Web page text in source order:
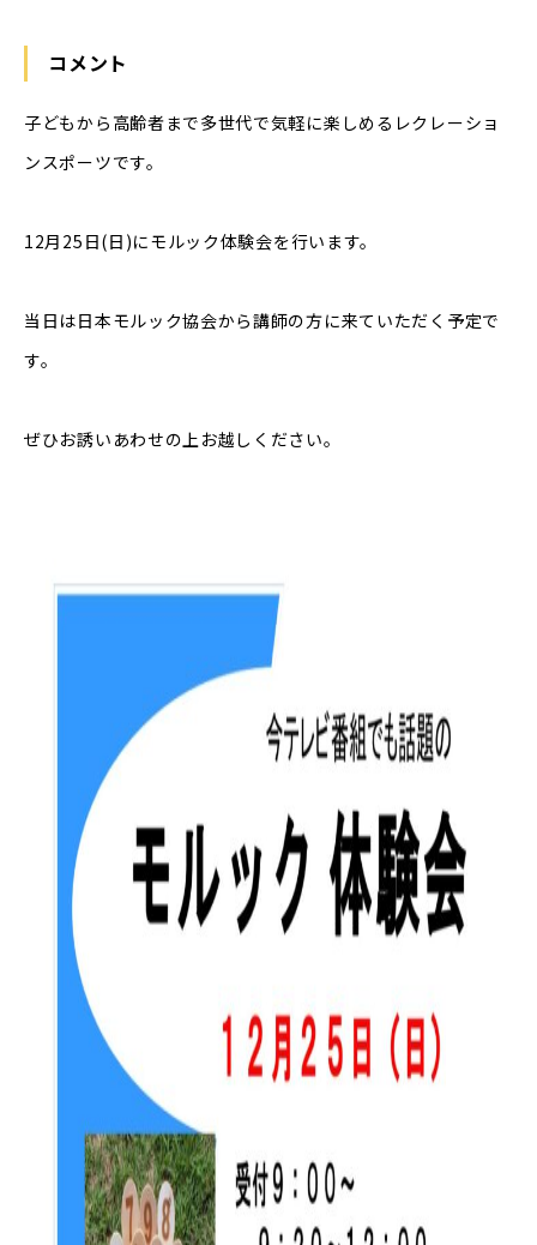
コメント
子どもから高齢者まで多世代で気軽に楽しめるレクレーショ
ンスポーツです。
12月25日(日)にモルック体験会を行います。
当日は日本モルック協会から講師の方に来ていただく予定で
す。
ぜひお誘いあわせの上お越しください。